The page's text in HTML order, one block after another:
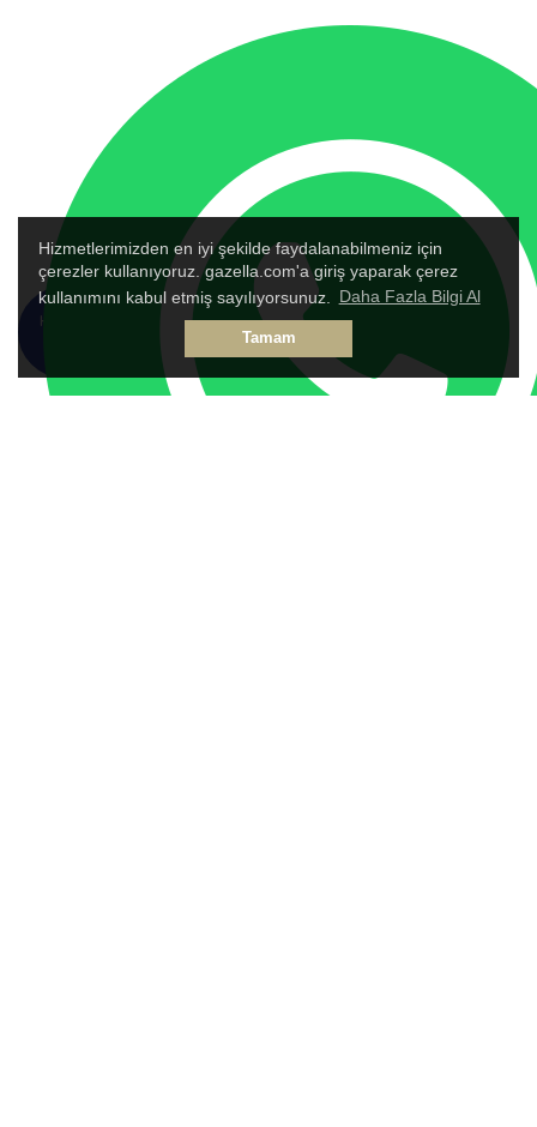
Hizmetlerimizden en iyi şekilde faydalanabilmeniz için
çerezler kullanıyoruz. gazella.com'a giriş yaparak çerez
kullanımını kabul etmiş sayılıyorsunuz.
Daha Fazla Bilgi Al
Tamam
HEMEN
TALEP
FORMU